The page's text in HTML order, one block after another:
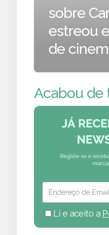
sobre
estreou
de
Acabou de
Li e aceito a